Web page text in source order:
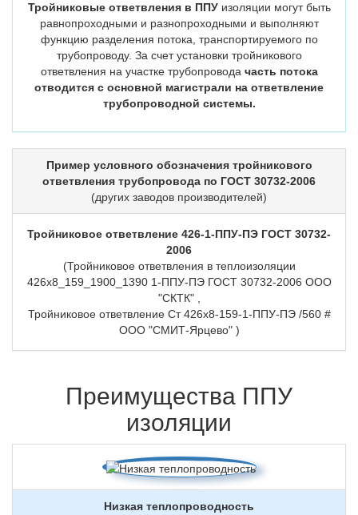
Тройниковые ответвления в ППУизоляции могут быть
равнопроходными и разнопроходными и выполняют
функцию разделения потока, транспортируемого по
трубопроводу. За счет установки тройникового
ответвления на участке трубопровода часть потока
отводится с основной магистрали на ответвление
трубопроводной системы.
Пример условного обозначения тройникового
ответвления трубопровода по ГОСТ 30732-2006
(других заводов производителей)
Тройниковое ответвление 426-1-ППУ-ПЭ ГОСТ 30732-
2006
(Тройниковое ответвления в теплоизоляции
426х8_159_1900_1390 1-ППУ-ПЭ ГОСТ 30732-2006 ООО
"СКТК" ,
Тройниковое ответвление Ст 426х8-159-1-ППУ-ПЭ /560 #
ООО "СМИТ-Ярцево" )
Преимущества ППУ
изоляции
Низкая теплопроводность